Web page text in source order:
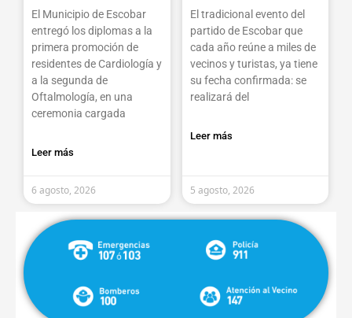
El Municipio de Escobar
entregó los diplomas a la
primera promoción de
residentes de Cardiología y
a la segunda de
Oftalmología, en una
ceremonia cargada
Leer más
6 agosto, 2026
El tradicional evento del
partido de Escobar que
cada año reúne a miles de
vecinos y turistas, ya tiene
su fecha confirmada: se
realizará del
Leer más
5 agosto, 2026